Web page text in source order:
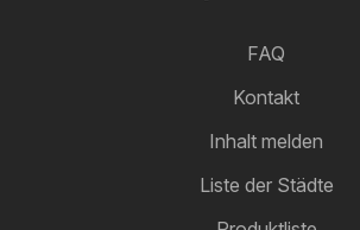
FAQ
Kontakt
Inhalt melden
Liste der Städte